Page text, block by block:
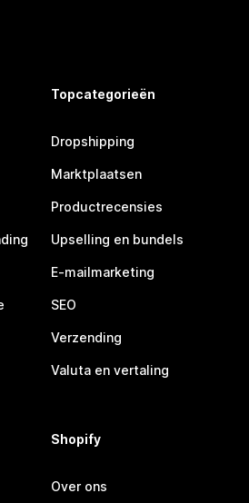
Topcategorieën
Dropshipping
Marktplaatsen
Productrecensies
Upselling en bundels
E-mailmarketing
SEO
Verzending
Valuta en vertaling
Shopify
Over ons